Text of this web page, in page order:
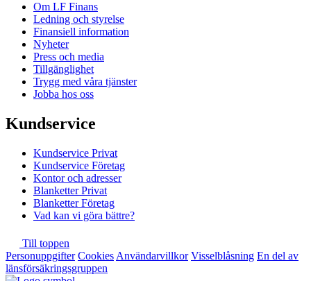
Om LF Finans
Ledning och styrelse
Finansiell information
Nyheter
Press och media
Tillgänglighet
Trygg med våra tjänster
Jobba hos oss
Kundservice
Kundservice Privat
Kundservice Företag
Kontor och adresser
Blanketter Privat
Blanketter Företag
Vad kan vi göra bättre?
Till toppen
Personuppgifter Cookies Användarvillkor Visselblåsning En del av
länsförsäkringsgruppen